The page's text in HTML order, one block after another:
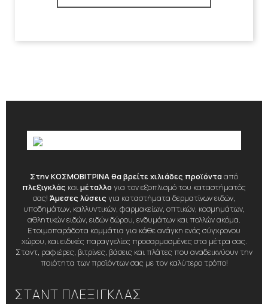
Στην ΚΟΣΜΟΒΙΤΡΙΝΑ θα βρείτε χιλιάδες προϊόντααπό
πλεξιγκλάς καιμέταλλο για τον εξοπλισμό του καταστήματός
σας! Άμεσες λύσεις για καταστήματα δερματίνων ειδών,
υποδημάτων, καλλυντικών, φαρμακείων, οπτικών, κοσμημάτων,
αθλητικών ειδών, ειδών δώρου, ενδυμάτων και πολλών ακόμα.
Ετοιμοπαράδοτα κομμάτια για κάθε ανάγκη ενός σύγχρονου
χώρου, και ειδικές παραγγελίες προσαρμοσμένες στα μέτρα σας.
Σταντ, ραφιέρες, βιτρίνες, βάσεις και πλάτες που αναδεικνύουν την
ποιότητα των προϊόντων σας με τον καλύτερο τρόπο!
ΣΤΑΝΤ ΠΛΕΞΙΓΚΛΑΣ